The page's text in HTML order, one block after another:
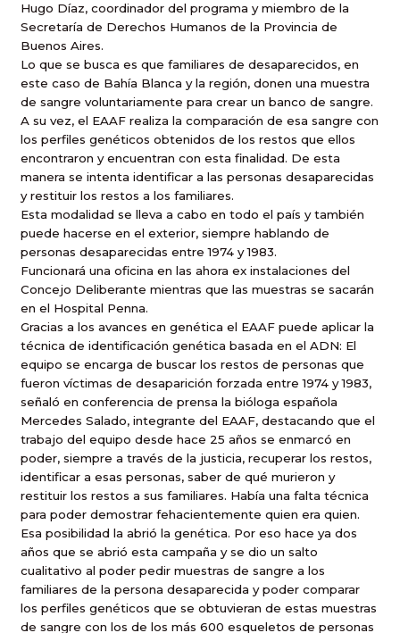
Hugo Díaz, coordinador del programa y miembro de la
Secretaría de Derechos Humanos de la Provincia de
Buenos Aires.
Lo que se busca es que familiares de desaparecidos, en
este caso de Bahía Blanca y la región, donen una muestra
de sangre voluntariamente para crear un banco de sangre.
A su vez, el EAAF realiza la comparación de esa sangre con
los perfiles genéticos obtenidos de los restos que ellos
encontraron y encuentran con esta finalidad. De esta
manera se intenta identificar a las personas desaparecidas
y restituir los restos a los familiares.
Esta modalidad se lleva a cabo en todo el país y también
puede hacerse en el exterior, siempre hablando de
personas desaparecidas entre 1974 y 1983.
Funcionará una oficina en las ahora ex instalaciones del
Concejo Deliberante mientras que las muestras se sacarán
en el Hospital Penna.
Gracias a los avances en genética el EAAF puede aplicar la
técnica de identificación genética basada en el ADN: El
equipo se encarga de buscar los restos de personas que
fueron víctimas de desaparición forzada entre 1974 y 1983,
señaló en conferencia de prensa la bióloga española
Mercedes Salado, integrante del EAAF, destacando que el
trabajo del equipo desde hace 25 años se enmarcó en
poder, siempre a través de la justicia, recuperar los restos,
identificar a esas personas, saber de qué murieron y
restituir los restos a sus familiares. Había una falta técnica
para poder demostrar fehacientemente quien era quien.
Esa posibilidad la abrió la genética. Por eso hace ya dos
años que se abrió esta campaña y se dio un salto
cualitativo al poder pedir muestras de sangre a los
familiares de la persona desaparecida y poder comparar
los perfiles genéticos que se obtuvieran de estas muestras
de sangre con los de los más 600 esqueletos de personas